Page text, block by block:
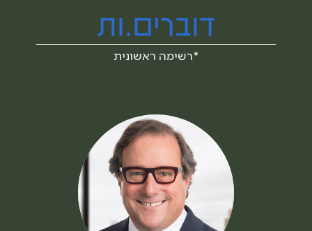
דוברים.ות
*רשימה ראשונית